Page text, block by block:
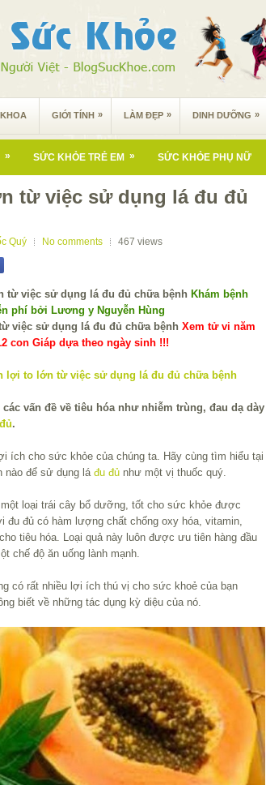
GIỚI TÍNH » LÀM ĐẸP » DINH DƯỠNG »
» SỨC KHỎE TRẺ EM » SỨC KHỎE PHỤ NỮ
từ việc sử dụng lá đu đủ
Quý No comments 467 views
Khám bệnh
phí bởi Lương y Nguyễn Hùng
Xem tử vi năm
con Giáp dựa theo ngày sinh !!!
vấn đề về tiêu hóa như nhiễm trùng, đau dạ dày
.
ích cho sức khỏe của chúng ta. Hãy cùng tìm hiểu tại
nào để sử dụng lá đu đủ như một vị thuốc quý.
loại trái cây bổ dưỡng, tốt cho sức khỏe được
đu đủ có hàm lượng chất chống oxy hóa, vitamin,
tiêu hóa. Loại quả này luôn được ưu tiên hàng đầu
chế độ ăn uống lành mạnh.
có rất nhiều lợi ích thú vị cho sức khoẻ của bạn
biết về những tác dụng kỳ diệu của nó.